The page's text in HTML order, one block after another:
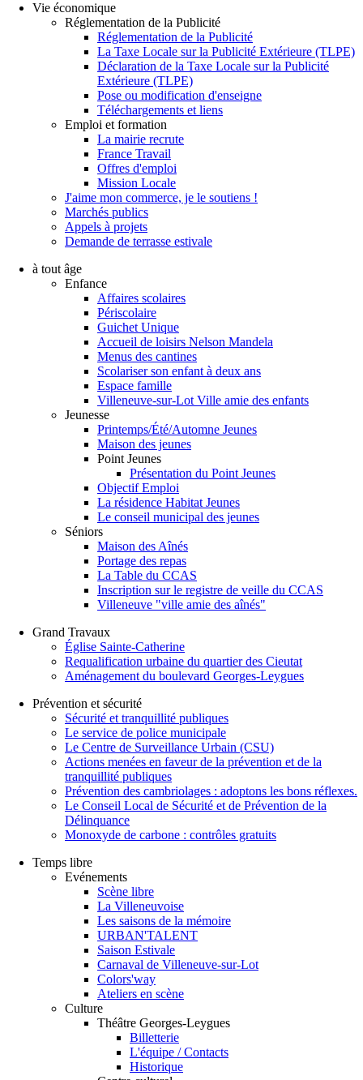
Vie économique
Réglementation de la Publicité
Réglementation de la Publicité
La Taxe Locale sur la Publicité Extérieure (TLPE)
Déclaration de la Taxe Locale sur la Publicité
Extérieure (TLPE)
Pose ou modification d'enseigne
Téléchargements et liens
Emploi et formation
La mairie recrute
France Travail
Offres d'emploi
Mission Locale
J'aime mon commerce, je le soutiens !
Marchés publics
Appels à projets
Demande de terrasse estivale
à tout âge
Enfance
Affaires scolaires
Périscolaire
Guichet Unique
Accueil de loisirs Nelson Mandela
Menus des cantines
Scolariser son enfant à deux ans
Espace famille
Villeneuve-sur-Lot Ville amie des enfants
Jeunesse
Printemps/Été/Automne Jeunes
Maison des jeunes
Point Jeunes
Présentation du Point Jeunes
Objectif Emploi
La résidence Habitat Jeunes
Le conseil municipal des jeunes
Séniors
Maison des Aînés
Portage des repas
La Table du CCAS
Inscription sur le registre de veille du CCAS
Villeneuve "ville amie des aînés"
Grand Travaux
Église Sainte-Catherine
Requalification urbaine du quartier des Cieutat
Aménagement du boulevard Georges-Leygues
Prévention et sécurité
Sécurité et tranquillité publiques
Le service de police municipale
Le Centre de Surveillance Urbain (CSU)
Actions menées en faveur de la prévention et de la
tranquillité publiques
Prévention des cambriolages : adoptons les bons réflexes.
Le Conseil Local de Sécurité et de Prévention de la
Délinquance
Monoxyde de carbone : contrôles gratuits
Temps libre
Evénements
Scène libre
La Villeneuvoise
Les saisons de la mémoire
URBAN'TALENT
Saison Estivale
Carnaval de Villeneuve-sur-Lot
Colors'way
Ateliers en scène
Culture
Théâtre Georges-Leygues
Billetterie
L'équipe / Contacts
Historique